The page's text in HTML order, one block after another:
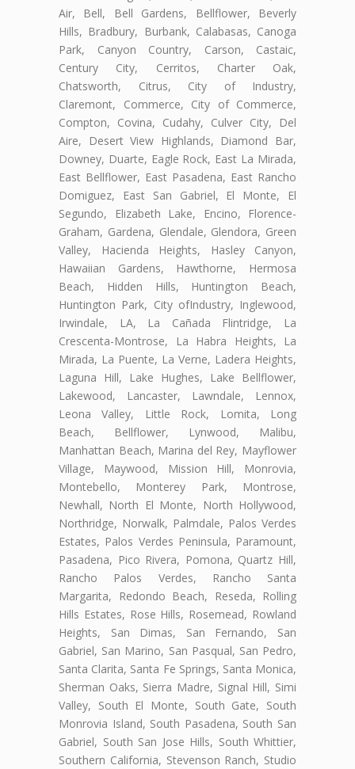
Air, Bell, Bell Gardens, Bellflower, Beverly
Hills, Bradbury, Burbank, Calabasas, Canoga
Park, Canyon Country, Carson, Castaic,
Century City, Cerritos, Charter Oak,
Chatsworth, Citrus, City of Industry,
Claremont, Commerce, City of Commerce,
Compton, Covina, Cudahy, Culver City, Del
Aire, Desert View Highlands, Diamond Bar,
Downey, Duarte, Eagle Rock, East La Mirada,
East Bellflower, East Pasadena, East Rancho
Domiguez, East San Gabriel, El Monte, El
Segundo, Elizabeth Lake, Encino, Florence-
Graham, Gardena, Glendale, Glendora, Green
Valley, Hacienda Heights, Hasley Canyon,
Hawaiian Gardens, Hawthorne, Hermosa
Beach, Hidden Hills, Huntington Beach,
Huntington Park, City ofIndustry, Inglewood,
Irwindale, LA, La Cañada Flintridge, La
Crescenta-Montrose, La Habra Heights, La
Mirada, La Puente, La Verne, Ladera Heights,
Laguna Hill, Lake Hughes, Lake Bellflower,
Lakewood, Lancaster, Lawndale, Lennox,
Leona Valley, Little Rock, Lomita, Long
Beach, Bellflower, Lynwood, Malibu,
Manhattan Beach, Marina del Rey, Mayflower
Village, Maywood, Mission Hill, Monrovia,
Montebello, Monterey Park, Montrose,
Newhall, North El Monte, North Hollywood,
Northridge, Norwalk, Palmdale, Palos Verdes
Estates, Palos Verdes Peninsula, Paramount,
Pasadena, Pico Rivera, Pomona, Quartz Hill,
Rancho Palos Verdes, Rancho Santa
Margarita, Redondo Beach, Reseda, Rolling
Hills Estates, Rose Hills, Rosemead, Rowland
Heights, San Dimas, San Fernando, San
Gabriel, San Marino, San Pasqual, San Pedro,
Santa Clarita, Santa Fe Springs, Santa Monica,
Sherman Oaks, Sierra Madre, Signal Hill, Simi
Valley, South El Monte, South Gate, South
Monrovia Island, South Pasadena, South San
Gabriel, South San Jose Hills, South Whittier,
Southern California, Stevenson Ranch, Studio